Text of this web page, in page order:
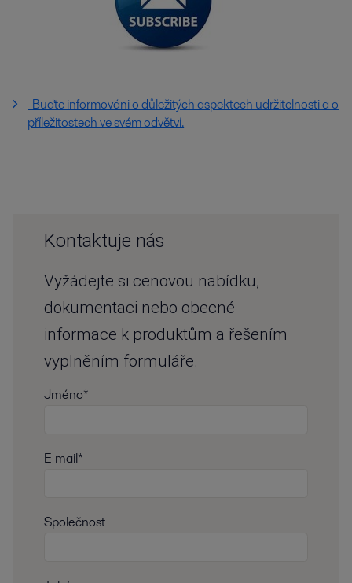
Buďte informováni o důležitých aspektech udržitelnosti a o
příležitostech ve svém odvětví.
Kontaktuje nás
Vyžádejte si cenovou nabídku,
dokumentaci nebo obecné
informace k produktům a řešením
vyplněním formuláře.
Jméno*
E-mail*
Společnost